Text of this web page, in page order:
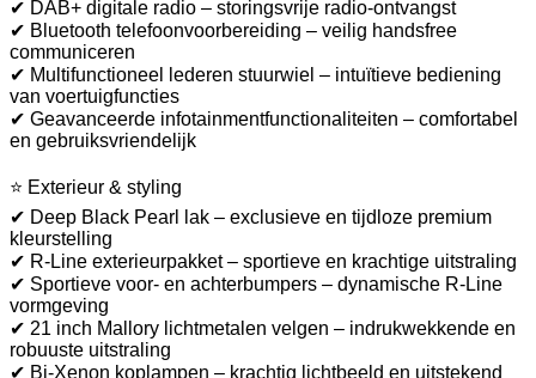
✔ DAB+ digitale radio – storingsvrije radio-ontvangst
✔ Bluetooth telefoonvoorbereiding – veilig handsfree
communiceren
✔ Multifunctioneel lederen stuurwiel – intuïtieve bediening
van voertuigfuncties
✔ Geavanceerde infotainmentfunctionaliteiten – comfortabel
en gebruiksvriendelijk
⭐ Exterieur & styling
✔ Deep Black Pearl lak – exclusieve en tijdloze premium
kleurstelling
✔ R-Line exterieurpakket – sportieve en krachtige uitstraling
✔ Sportieve voor- en achterbumpers – dynamische R-Line
vormgeving
✔ 21 inch Mallory lichtmetalen velgen – indrukwekkende en
robuuste uitstraling
✔ Bi-Xenon koplampen – krachtig lichtbeeld en uitstekend